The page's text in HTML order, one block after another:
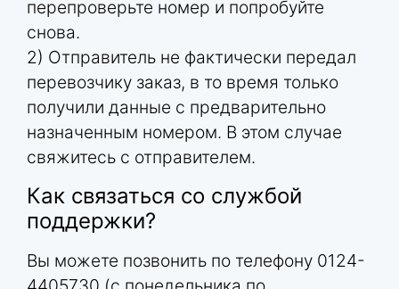
перепроверьте номер и попробуйте
снова.
2) Отправитель не фактически передал
перевозчику заказ, в то время только
получили данные с предварительно
назначенным номером. В этом случае
свяжитесь с отправителем.
Как связаться со службой
поддержки?
Вы можете позвонить по телефону 0124-